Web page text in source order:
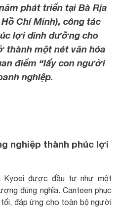
phát triển tại Bà Rịa
Chí Minh), công tác
lợi dinh dưỡng cho
một nét văn hóa
điểm “lấy con người
nghiệp.
nghiệp thành phúc lợi
Kyoei được đầu tư như một
đúng nghĩa. Canteen phục
đáp ứng cho toàn bộ người